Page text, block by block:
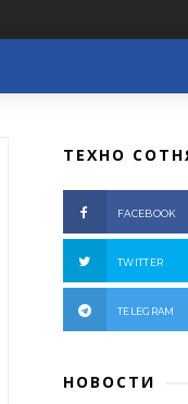
ТЕХНО
FACEBOOK
TWITTER
TELEGRAM
НОВОСТИ